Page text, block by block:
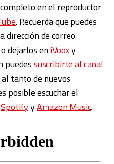
en el reproductor
. Recuerda que puedes
dirección de correo
o dejarlos eniVooxy
puedessuscribirte al canal
tanto de nuevos
posible escuchar el
SpotifyyAmazon Music.